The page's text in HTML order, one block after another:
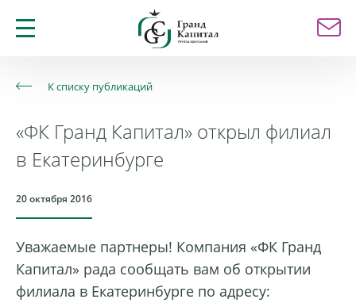
К списку публикаций
«ФК Гранд Капитал» открыл филиал
в Екатеринбурге
20 октября 2016
Уважаемые партнеры! Компания «ФК Гранд
Капитал» рада сообщать вам об открытии
филиала в Екатеринбурге по адресу: